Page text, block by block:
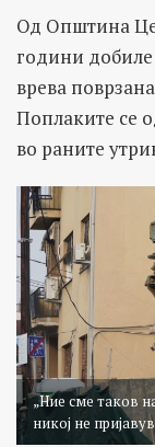
Од Општина
години
врева
Поплаките се
во раните
„Ние сме таков
никој не